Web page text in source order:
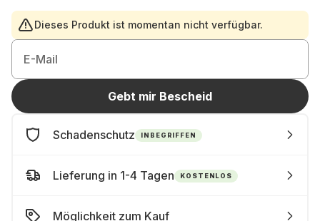
Dieses Produkt ist momentan nicht verfügbar.
E-Mail
Gebt mir Bescheid
Schadenschutz INBEGRIFFEN
Lieferung in 1-4 Tagen KOSTENLOS
Möglichkeit zum Kauf